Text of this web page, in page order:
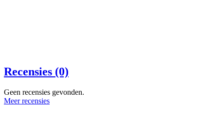
Recensies (0)
Geen recensies gevonden.
Meer recensies